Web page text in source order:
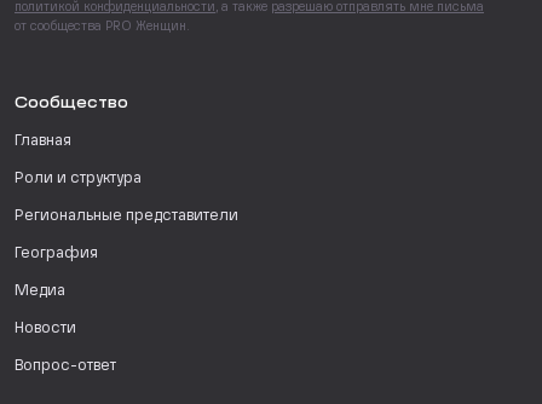
политикой конфиденциальности , а также разрешаю отправлять мне письма
от сообщества PRO Женщин.
Сообщество
Главная
Роли и структура
Региональные представители
География
Медиа
Новости
Вопрос-ответ